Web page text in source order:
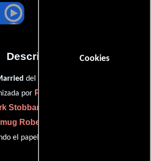
Cookies
Descripción
del año 2014, está dirigida por
por Philip McGinley
Stobbart
Roberts
el papel de Lydia's Dad (